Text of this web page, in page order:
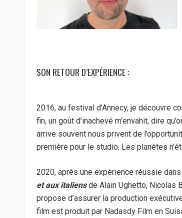
SON RETOUR D’EXPÉRIENCE :
2016, au festival d’Annecy, je découvre
fin, un goût d’inachevé m’envahit, dire
arrive souvent nous privent de
première pour le studio. Les planètes
2020, après une expérience réussie
et aux italiensde Alain Ughetto, Nicolas
propose d’assurer la production
film est produit par Nadasdy Film en